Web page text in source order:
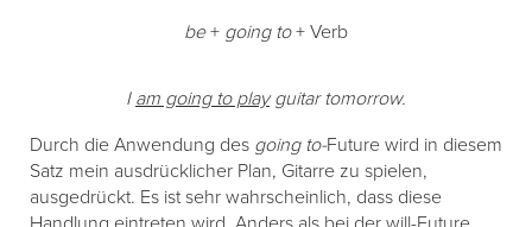
be+ going to+ Verb
I am going to playguitar tomorrow.
Durch die Anwendung des going to-Future wird in diesem
Satz mein ausdrücklicher Plan, Gitarre zu spielen,
ausgedrückt. Es ist sehr wahrscheinlich, dass diese